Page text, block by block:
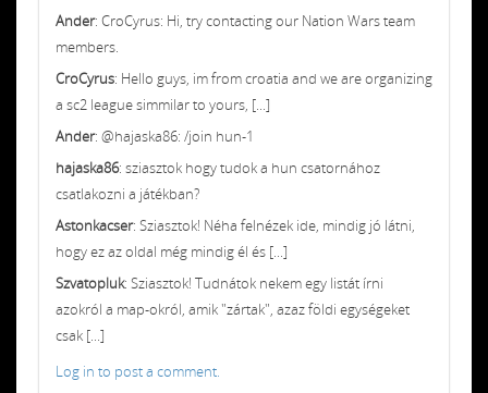
Ander: CroCyrus: Hi, try contacting our Nation Wars team
members.
CroCyrus: Hello guys, im from croatia and we are organizing
a sc2 league simmilar to yours, [...]
Ander: @hajaska86: /join hun-1
hajaska86: sziasztok hogy tudok a hun csatornához
csatlakozni a játékban?
Astonkacser: Sziasztok! Néha felnézek ide, mindig jó látni,
hogy ez az oldal még mindig él és [...]
Szvatopluk: Sziasztok! Tudnátok nekem egy listát írni
azokról a map-okról, amik "zártak", azaz földi egységeket
csak [...]
Log in to post a comment.